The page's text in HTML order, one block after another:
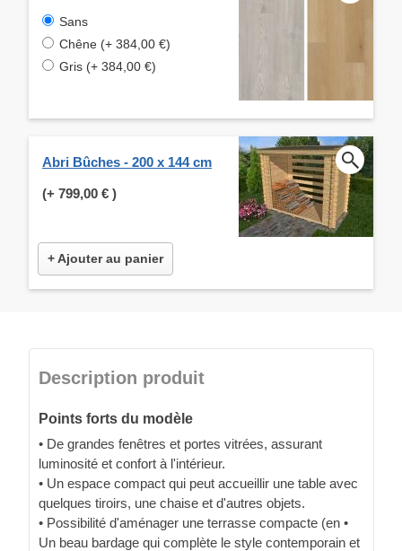
Sans
Chêne (+ 384,00 €)
Gris (+ 384,00 €)
Abri Bûches - 200 x 144 cm
(+ 799,00 € )
+ Ajouter au panier
Description produit
Points forts du modèle
• De grandes fenêtres et portes vitrées, assurant
luminosité et confort à l'intérieur.
• Un espace compact qui peut accueillir une table avec
quelques tiroirs, une chaise et d'autres objets.
• Possibilité d'aménager une terrasse compacte (en •
Un beau bardage qui complète le style contemporain et